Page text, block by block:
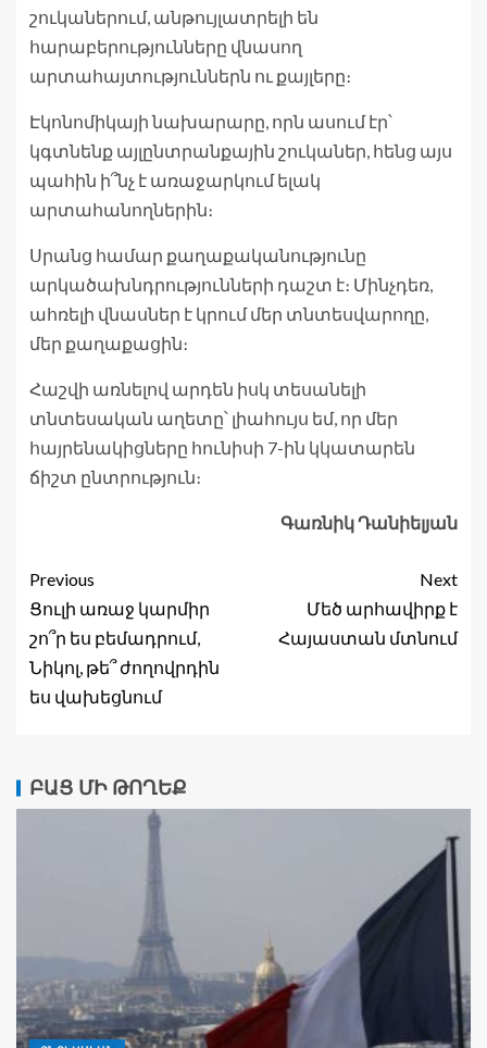
շուկաներում, անթույլատրելի են
հարաբերությունները վնասող
արտահայտություններն ու քայլերը։
Էկոնոմիկայի նախարարը, որն ասում էր՝
կգտնենք այլընտրանքային շուկաներ, հենց այս
պահին ի՞նչ է առաջարկում ելակ
արտահանողներին։
Սրանց համար քաղաքականությունը
արկածախնդրությունների դաշտ է։ Մինչդեռ,
ահռելի վնասներ է կրում մեր տնտեսվարողը,
մեր քաղաքացին։
Հաշվի առնելով արդեն իսկ տեսանելի
տնտեսական աղետը՝ լիահույս եմ, որ մեր
հայրենակիցները հունիսի 7-ին կկատարեն
ճիշտ ընտրություն։
Գառնիկ Դանիելյան
Previous
Ցուլի առաջ կարմիր
շո՞ր ես բեմադրում,
Նիկոլ, թե՞ ժողովրդին
ես վախեցնում
Next
Մեծ արհավիրք է
Հայաստան մտնում
ԲԱՑ ՄԻ ԹՈՂԵՔ